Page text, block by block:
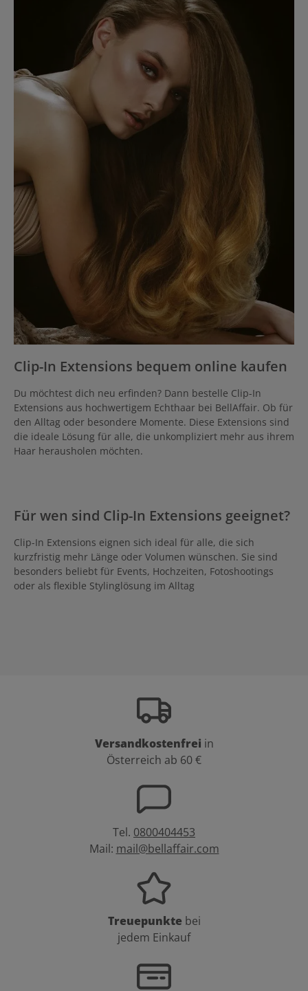
Clip-In Extensions bequem online kaufen
Du möchtest dich neu erfinden? Dann bestelle Clip-In
Extensions aus hochwertigem Echthaar bei BellAffair. Ob für
den Alltag oder besondere Momente. Diese Extensions sind
die ideale Lösung für alle, die unkompliziert mehr aus ihrem
Haar herausholen möchten.
Für wen sind Clip-In Extensions geeignet?
Clip-In Extensions eignen sich ideal für alle, die sich
kurzfristig mehr Länge oder Volumen wünschen. Sie sind
besonders beliebt für Events, Hochzeiten, Fotoshootings
oder als flexible Stylinglösung im Alltag
Versandkostenfrei in
Österreich ab 60 €
Tel. 0800404453
Mail: mail@bellaffair.com
Treuepunkte bei
jedem Einkauf